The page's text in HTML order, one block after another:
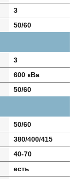
3
50/60
3
600 кВа
50/60
50/60
380/400/415
40-70
есть